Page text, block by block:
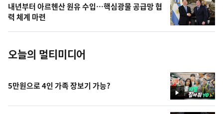
사
진
내년부터 아르헨산 원유 수입…핵심광물 공급망 협
력 체계 마련
오늘의 멀티미디어
영
상
5만원으로 4인 가족 장보기 가능?